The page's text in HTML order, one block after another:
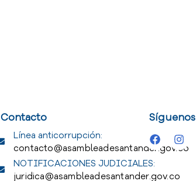
Contacto
Línea anticorrupción:
contacto@asambleadesantander.gov.co
NOTIFICACIONES JUDICIALES:
juridica@asambleadesantander.gov.co
Síguenos